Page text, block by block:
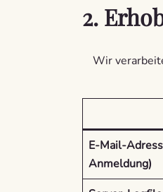
2.
Wir
E-Mail-
Anmeldung)